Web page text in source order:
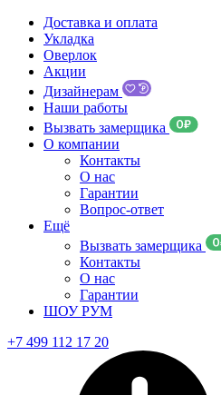
Доставка и оплата
Укладка
Оверлок
Акции
Дизайнерам
Наши работы
Вызвать замерщика
О компании
Контакты
О нас
Гарантии
Вопрос-ответ
Ещё
Вызвать замерщика
Контакты
О нас
Гарантии
ШОУ РУМ
+7 499 112 17 20